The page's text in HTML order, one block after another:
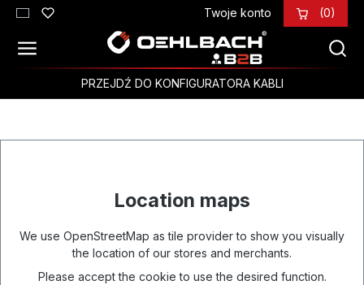
Przejdź do głównej zawartości Twoje konto (0)
PRZEJDŹ DO KONFIGURATORA KABLI
Location maps
We use OpenStreetMap as tile provider to show you visually
the location of our stores and merchants.
Please accept the cookie to use the desired function.